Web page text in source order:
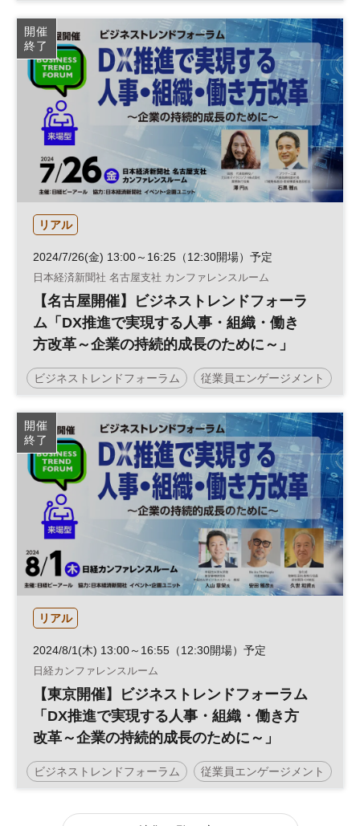
人的資本経営 働き方改革 人事 テクノロジー
人材活用 ビジネス変革 組織 DX
開催
終了
リアル
2024/7/26(金) 13:00～16:25（12:30開場）予定
日本経済新聞社 名古屋支社 カンファレンスルーム
【名古屋開催】ビジネストレンドフォーラ
ム「DX推進で実現する人事・組織・働き
方改革～企業の持続的成長のために～」
ビジネストレンドフォーラム 従業員エンゲージメント
人的資本経営 働き方改革 人事 テクノロジー
人材活用 ビジネス変革 組織 DX
開催
終了
リアル
2024/8/1(木) 13:00～16:55（12:30開場）予定
日経カンファレンスルーム
【東京開催】ビジネストレンドフォーラム
「DX推進で実現する人事・組織・働き方
改革～企業の持続的成長のために～」
ビジネストレンドフォーラム 従業員エンゲージメント